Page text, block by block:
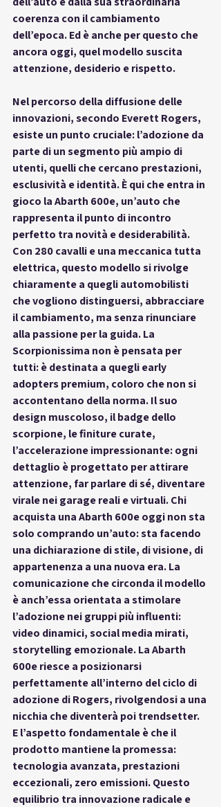
coerenza con il cambiamento
dell’epoca. Ed è anche per questo che
ancora oggi, quel modello suscita
attenzione, desiderio e rispetto.
Nel percorso della diffusione delle
innovazioni, secondo Everett Rogers,
esiste un punto cruciale: l’adozione da
parte di un segmento più ampio di
utenti, quelli che cercano prestazioni,
esclusività e identità. È qui che entra in
gioco la Abarth 600e, un’auto che
rappresenta il punto di incontro
perfetto tra novità e desiderabilità.
Con 280 cavalli e una meccanica tutta
elettrica, questo modello si rivolge
chiaramente a quegli automobilisti
che vogliono distinguersi, abbracciare
il cambiamento, ma senza rinunciare
alla passione per la guida. La
Scorpionissima non è pensata per
tutti: è destinata a quegli early
adopters premium, coloro che non si
accontentano della norma. Il suo
design muscoloso, il badge dello
scorpione, le finiture curate,
l’accelerazione impressionante: ogni
dettaglio è progettato per attirare
attenzione, far parlare di sé, diventare
virale nei garage reali e virtuali. Chi
acquista una Abarth 600e oggi non sta
solo comprando un’auto: sta facendo
una dichiarazione di stile, di visione, di
appartenenza a una nuova era. La
comunicazione che circonda il modello
è anch’essa orientata a stimolare
l’adozione nei gruppi più influenti:
video dinamici, social media mirati,
storytelling emozionale. La Abarth
600e riesce a posizionarsi
perfettamente all’interno del ciclo di
adozione di Rogers, rivolgendosi a una
nicchia che diventerà poi trendsetter.
E l’aspetto fondamentale è che il
prodotto mantiene la promessa:
tecnologia avanzata, prestazioni
eccezionali, zero emissioni. Questo
equilibrio tra innovazione radicale e